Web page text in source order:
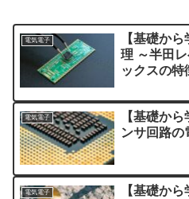
電気電子
【基礎か
理 ～半田
ックスの特
電気電子
【基礎か
ンサ回路の
電気電子
【基礎か